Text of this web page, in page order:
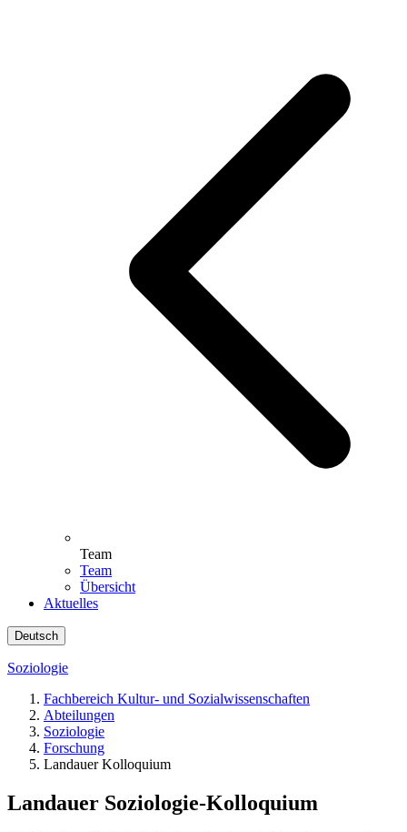
Team
Team
Übersicht
Aktuelles
Deutsch
Soziologie
Fachbereich Kultur- und Sozialwissenschaften
Abteilungen
Soziologie
Forschung
Landauer Kolloquium
Landauer Soziologie-Kolloquium